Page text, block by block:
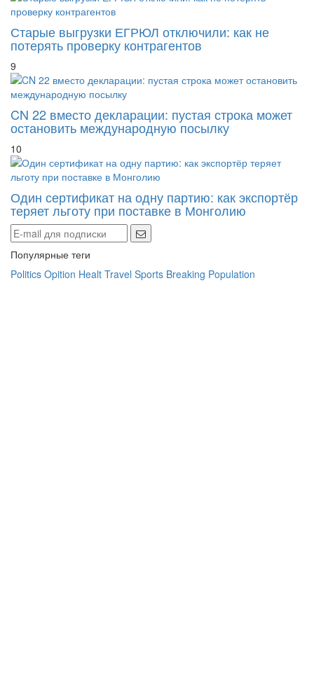
Старые выгрузки ЕГРЮЛ отключили: как не
потерять проверку контрагентов
9
CN 22 вместо декларации: пустая строка может
остановить международную посылку
10
Один сертификат на одну партию: как экспортёр
теряет льготу при поставке в Монголию
Популярные теги
Politics Opition Healt Travel Sports Breaking Population